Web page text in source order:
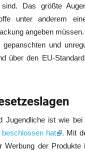
sind. Das größte
unter anderem
angeben
und
über den EU-
Jugendliche ist wie
hat
. Mit
Werbung der